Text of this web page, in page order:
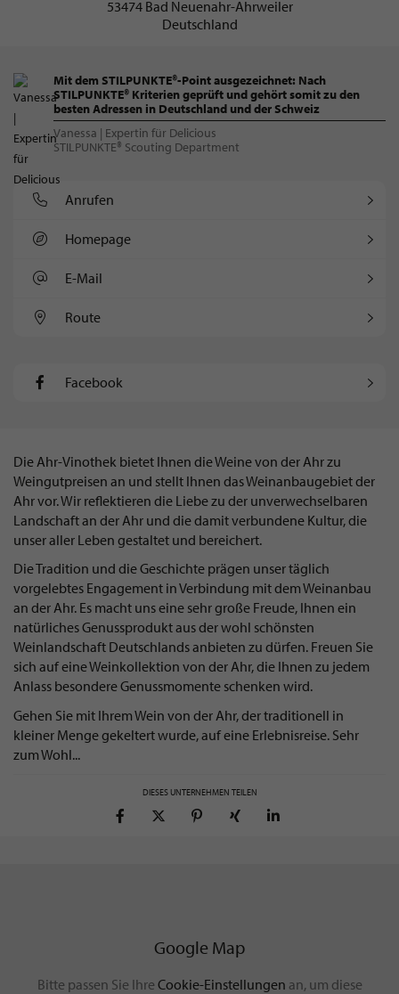
53474 Bad Neuenahr-Ahrweiler
Deutschland
Mit dem STILPUNKTE®-Point ausgezeichnet: Nach
STILPUNKTE® Kriterien geprüft und gehört somit zu den
besten Adressen in Deutschland und der Schweiz
Vanessa | Expertin für Delicious
STILPUNKTE® Scouting Department
Anrufen
Homepage
E-Mail
Route
Facebook
Die Ahr-Vinothek bietet Ihnen die Weine von der Ahr zu
Weingutpreisen an und stellt Ihnen das Weinanbaugebiet der
Ahr vor. Wir reflektieren die Liebe zu der unverwechselbaren
Landschaft an der Ahr und die damit verbundene Kultur, die
unser aller Leben gestaltet und bereichert.
Die Tradition und die Geschichte prägen unser täglich
vorgelebtes Engagement in Verbindung mit dem Weinanbau
an der Ahr. Es macht uns eine sehr große Freude, Ihnen ein
natürliches Genussprodukt aus der wohl schönsten
Weinlandschaft Deutschlands anbieten zu dürfen. Freuen Sie
sich auf eine Weinkollektion von der Ahr, die Ihnen zu jedem
Anlass besondere Genussmomente schenken wird.
Gehen Sie mit Ihrem Wein von der Ahr, der traditionell in
kleiner Menge gekeltert wurde, auf eine Erlebnisreise. Sehr
zum Wohl...
DIESES UNTERNEHMEN TEILEN
Google Map
Bitte passen Sie Ihre Cookie-Einstellungen an, um diese